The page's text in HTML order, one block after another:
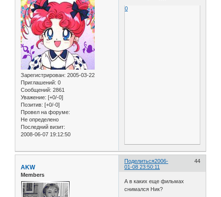
Зарегистрирован: 2005-03-22
Приглашений: 0
Сообщений: 2861
Уважение: [+0/-0]
Позитив: [+0/-0]
Провел на форуме:
Не определено
Последний визит:
2008-06-07 19:12:50
0
Поделиться 44
2006-
01-08 23:50:11
AKW
Members
А в каких еще фильмах
снимался Ник?